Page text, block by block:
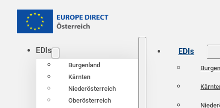
EDIs
Burgenland
Kärnten
Niederösterreich
Oberösterreich
EDIs